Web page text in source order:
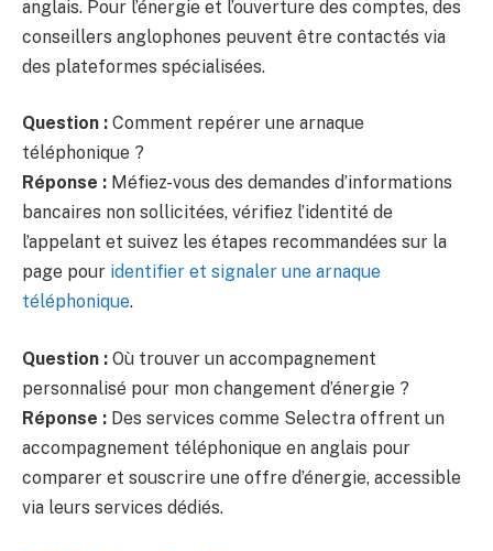
anglais. Pour l’énergie et l’ouverture des comptes, des
conseillers anglophones peuvent être contactés via
des plateformes spécialisées.
Question : Comment repérer une arnaque
téléphonique ?
Réponse : Méfiez-vous des demandes d’informations
bancaires non sollicitées, vérifiez l’identité de
l’appelant et suivez les étapes recommandées sur la
page pour identifier et signaler une arnaque
téléphonique.
Question : Où trouver un accompagnement
personnalisé pour mon changement d’énergie ?
Réponse : Des services comme Selectra offrent un
accompagnement téléphonique en anglais pour
comparer et souscrire une offre d’énergie, accessible
via leurs services dédiés.